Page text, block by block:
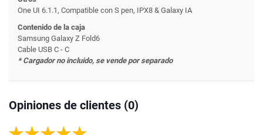
One UI 6.1.1, Compatible con S pen, IPX8 & Galaxy IA
Contenido de la caja
Samsung Galaxy Z Fold6
Cable USB C - C
* Cargador no incluido, se vende por separado
Opiniones de clientes (0)